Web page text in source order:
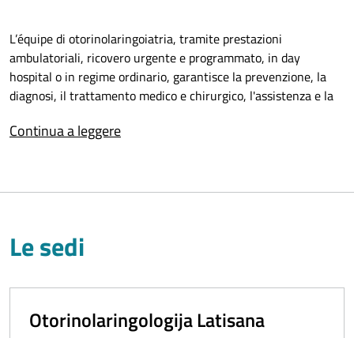
L’équipe di otorinolaringoiatria, tramite prestazioni
ambulatoriali, ricovero urgente e programmato, in day
hospital o in regime ordinario, garantisce la prevenzione, la
diagnosi, il trattamento medico e chirurgico, l'assistenza e la
testa-collo.
Continua a leggere
Le sedi
Otorinolaringologija Latisana